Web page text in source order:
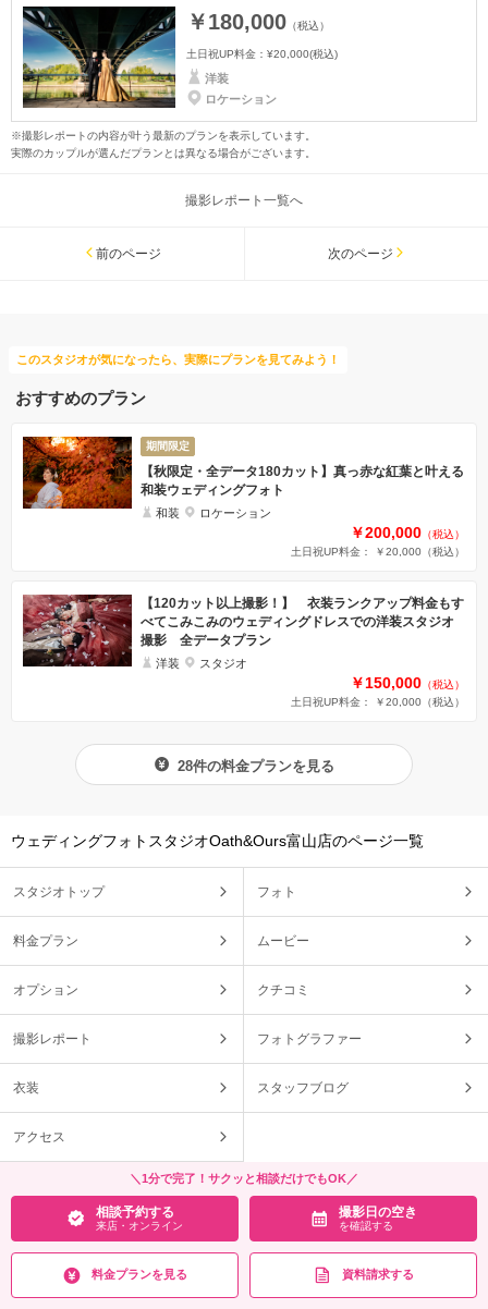
￥180,000 （税込）
土日祝UP料金： ¥20,000(税込)
洋装
ロケーション
※撮影レポートの内容が叶う最新のプランを表示しています。
実際のカップルが選んだプランとは異なる場合がございます。
撮影レポート一覧へ
前のページ 次のページ
このスタジオが気になったら、実際にプランを見てみよう！
おすすめのプラン
期間限定
【秋限定・全データ180カット】真っ赤な紅葉と叶える
和装ウェディングフォト
和装 ロケーション
￥200,000 （税込）
土日祝UP料金： ￥20,000 （税込）
【120カット以上撮影！】 衣装ランクアップ料金もす
べてこみこみのウェディングドレスでの洋装スタジオ
撮影 全データプラン
洋装 スタジオ
￥150,000 （税込）
土日祝UP料金： ￥20,000 （税込）
28件の料金プランを見る
ウェディングフォトスタジオOath&Ours富山店のページ一覧
スタジオトップ フォト
料金プラン ムービー
オプション クチコミ
撮影レポート フォトグラファー
衣装 スタッフブログ
アクセス
＼1分で完了！サクッと相談だけでもOK／
相談予約する
来店・オンライン
撮影日の空き
を確認する
料金プランを見る 資料請求する